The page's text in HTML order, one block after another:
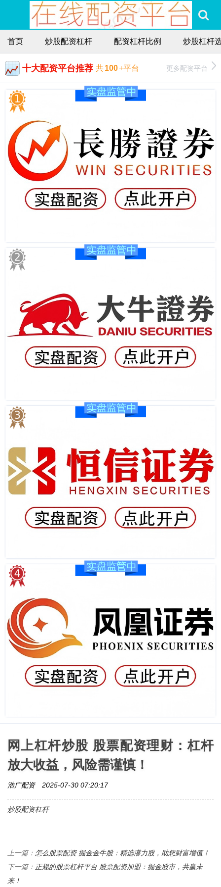
首页 炒股配资杠杆 配资杠杆比例 炒股杠杆
十大配资平台推荐 共100+平台 更多配资平台
网上杠杆炒股 股票配资理财：杠杆
放大收益，风险需谨慎！
浩广配资 2025-07-30 07:20:17
炒股配资杠杆
上一篇： 怎么股票配资 掘金金牛股：精选潜力股，助您财富增值！
下一篇： 正规的股票杠杆平台 股票配资加盟：掘金股市，共赢未
来！